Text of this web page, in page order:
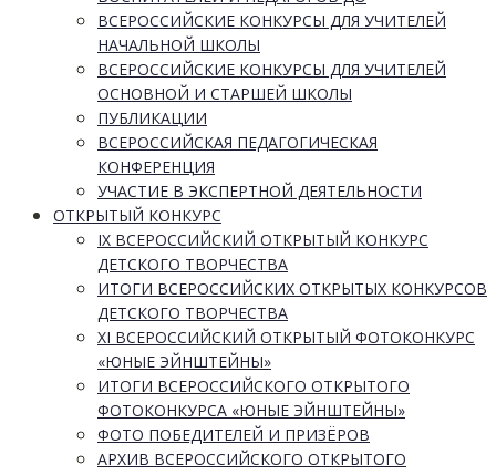
ВСЕРОССИЙСКИЕ КОНКУРСЫ ДЛЯ УЧИТЕЛЕЙ
НАЧАЛЬНОЙ ШКОЛЫ
ВСЕРОССИЙСКИЕ КОНКУРСЫ ДЛЯ УЧИТЕЛЕЙ
ОСНОВНОЙ И СТАРШЕЙ ШКОЛЫ
ПУБЛИКАЦИИ
ВСЕРОССИЙСКАЯ ПЕДАГОГИЧЕСКАЯ
КОНФЕРЕНЦИЯ
УЧАСТИЕ В ЭКСПЕРТНОЙ ДЕЯТЕЛЬНОСТИ
ОТКРЫТЫЙ КОНКУРС
IX ВСЕРОССИЙСКИЙ ОТКРЫТЫЙ КОНКУРС
ДЕТСКОГО ТВОРЧЕСТВА
ИТОГИ ВСЕРОССИЙСКИХ ОТКРЫТЫХ КОНКУРСОВ
ДЕТСКОГО ТВОРЧЕСТВА
XI ВСЕРОССИЙСКИЙ ОТКРЫТЫЙ ФОТОКОНКУРС
«ЮНЫЕ ЭЙНШТЕЙНЫ»
ИТОГИ ВСЕРОССИЙСКОГО ОТКРЫТОГО
ФОТОКОНКУРСА «ЮНЫЕ ЭЙНШТЕЙНЫ»
ФОТО ПОБЕДИТЕЛЕЙ И ПРИЗЁРОВ
АРХИВ ВСЕРОССИЙСКОГО ОТКРЫТОГО